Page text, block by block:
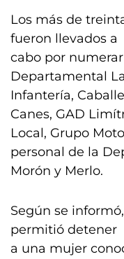
Los más de
fueron llevados a
cabo por
Departamental
Infantería,
Canes, GAD
Local, Grupo
personal de la
Morón y Merlo.
Según se
permitió detener
a una mujer